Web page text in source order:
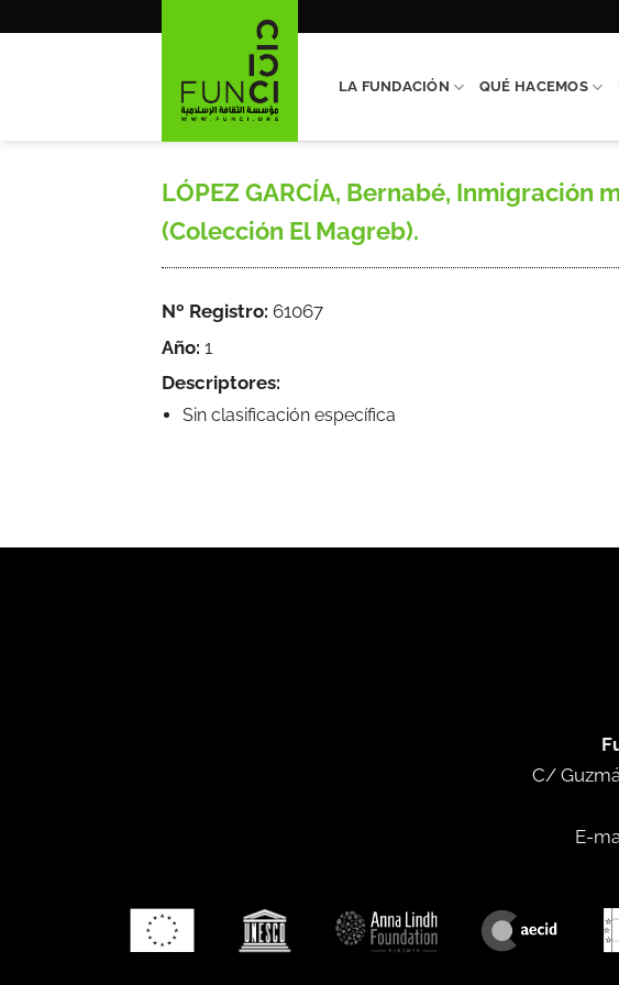
LA FUNDACIÓN QUÉ HACEMOS
LÓPEZ GARCÍA, Bernabé, Inmigración
(Colección El Magreb).
Nº Registro: 61067
Año: 1
Descriptores:
Sin clasificación específica
C/
E-